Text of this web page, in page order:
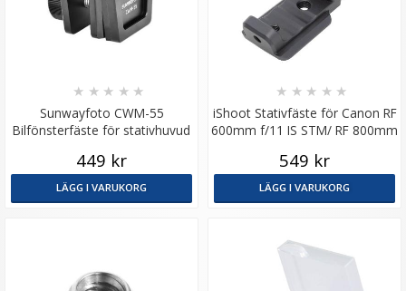
Sunwayfoto CWM-55
Bilfönsterfäste för stativhuvud
★ ★ ★ ★ ★
449 kr
LÄGG I VARUKORG
iShoot Stativfäste för Canon RF
600mm f/11 IS STM/ RF 800mm
★ ★ ★ ★ ★
549 kr
LÄGG I VARUKORG